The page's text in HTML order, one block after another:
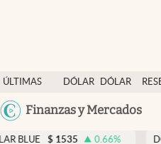
ÚLTIMAS
NOTICIAS
DÓLAR
DÓLAR
Finanzas y Mercados
Dólar
Members
Economía y Política
1535 0.66% DÓLAR